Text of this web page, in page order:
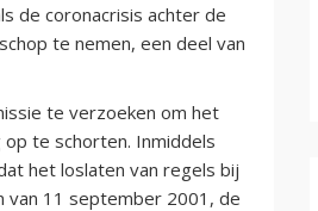
de coronacrisis achter de
te nemen, een deel van
te verzoeken om het
te schorten. Inmiddels
het loslaten van regels bij
van 11 september 2001, de